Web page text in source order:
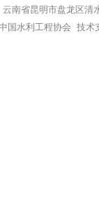
云南省昆明市盘龙区
国水利工程协会 技